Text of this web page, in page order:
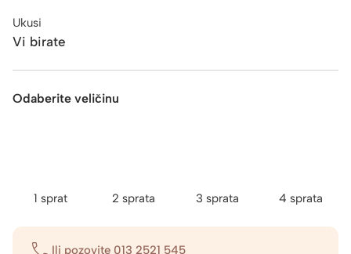
Ukusi
Vi birate
Odaberite veličinu
1 sprat 2 sprata 3 sprata 4 sprata
Ili pozovite 013 2521 545